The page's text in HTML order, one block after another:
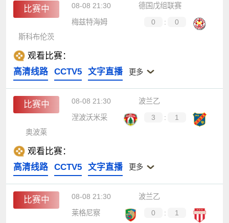
比赛中 08-08 21:30
德国戊组联赛
梅兹特海姆
0 :
0
斯科布伦茨
观看比赛：
高清线路
CCTV5 文字直播 更多
比赛中 08-08 21:30
波兰乙
涅波沃米采
3 :
1
奥波莱
观看比赛：
高清线路
CCTV5 文字直播 更多
比赛中 08-08 21:30
波兰乙
莱格尼察
0 :
1